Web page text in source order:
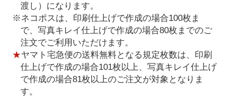
渡し）になります。
※ネコポスは、印刷仕上げで作成の場合100枚ま
で、写真キレイ仕上げで作成の場合80枚までのご
注文でご利用いただけます。
★ヤマト宅急便の送料無料となる規定枚数は、印刷
仕上げで作成の場合101枚以上、写真キレイ仕上げ
で作成の場合81枚以上のご注文が対象となりま
す。